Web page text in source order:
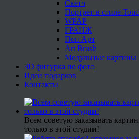
Скетч
Портрет в стиле
WPAP
ГРАНЖ
Поп Арт
Art Brush
Модульные картины
3D фигурка по фото
Идеи подарков
Контакты
Всем советую заказывать
только в этой студии!